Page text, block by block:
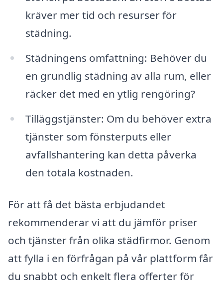
kräver mer tid och resurser för
städning.
Städningens omfattning: Behöver du
en grundlig städning av alla rum, eller
räcker det med en ytlig rengöring?
Tilläggstjänster: Om du behöver extra
tjänster som fönsterputs eller
avfallshantering kan detta påverka
den totala kostnaden.
För att få det bästa erbjudandet
rekommenderar vi att du jämför priser
och tjänster från olika städfirmor. Genom
att fylla i en förfrågan på vår plattform får
du snabbt och enkelt flera offerter för